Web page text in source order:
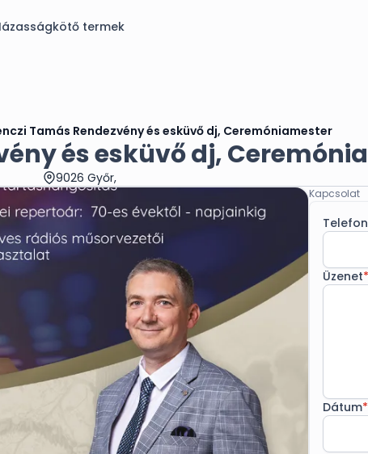
termek
Tamás Rendezvény és esküvő dj, Ceremóniamester
és esküvő dj,
9026 Győr,
Kapcsolat
Üzenet*
Dátum*